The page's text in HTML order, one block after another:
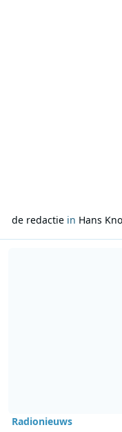
de redactiein Hans
Radionieuws